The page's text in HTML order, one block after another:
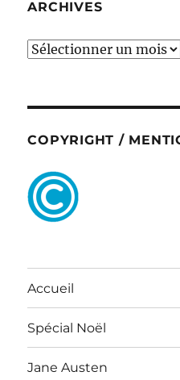
ARCHIVES
ARCHIVES
COPYRIGHT /
Accueil
Spécial Noël
Jane Austen